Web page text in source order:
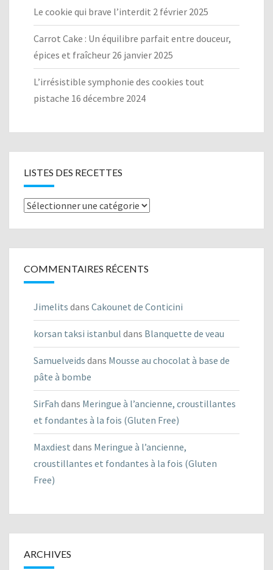
Le cookie qui brave l’interdit 2 février 2025
Carrot Cake : Un équilibre parfait entre douceur,
épices et fraîcheur 26 janvier 2025
L’irrésistible symphonie des cookies tout
pistache 16 décembre 2024
LISTES DES RECETTES
Listes
COMMENTAIRES RÉCENTS
Jimelits dans Cakounet de Conticini
korsan taksi istanbul dans Blanquette de veau
Samuelveids dans Mousse au chocolat à base de
pâte à bombe
SirFah dans Meringue à l’ancienne, croustillantes
et fondantes à la fois (Gluten Free)
Maxdiest dans Meringue à l’ancienne,
croustillantes et fondantes à la fois (Gluten
Free)
ARCHIVES